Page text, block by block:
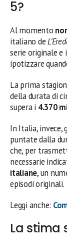
5?
Al momento
italiano de
serie originale e
ipotizzare
La prima
della durata di
supera i 4.370
In Italia,
puntate dalla
che, per
necessarie
italiane, un
episodi originali.
Leggi anche:
La stima